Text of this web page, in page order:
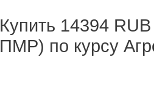
Купить 14394
ПМР) по курсу